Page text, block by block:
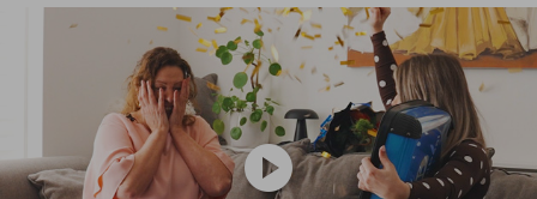
play_circle